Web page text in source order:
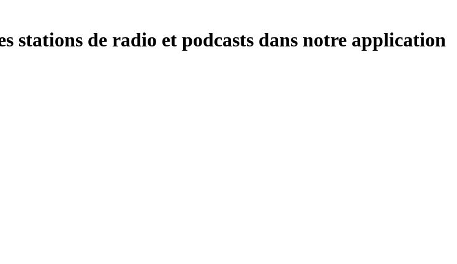
stations de radio et podcasts dans notre application